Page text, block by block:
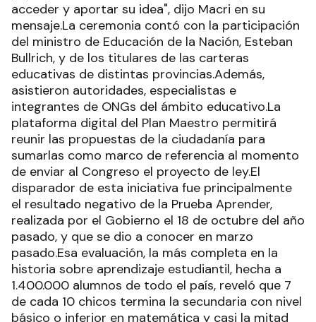
acceder y aportar su idea", dijo Macri en su
mensaje.La ceremonia contó con la participación
del ministro de Educación de la Nación, Esteban
Bullrich, y de los titulares de las carteras
educativas de distintas provincias.Además,
asistieron autoridades, especialistas e
integrantes de ONGs del ámbito educativo.La
plataforma digital del Plan Maestro permitirá
reunir las propuestas de la ciudadanía para
sumarlas como marco de referencia al momento
de enviar al Congreso el proyecto de ley.El
disparador de esta iniciativa fue principalmente
el resultado negativo de la Prueba Aprender,
realizada por el Gobierno el 18 de octubre del año
pasado, y que se dio a conocer en marzo
pasado.Esa evaluación, la más completa en la
historia sobre aprendizaje estudiantil, hecha a
1.400.000 alumnos de todo el país, reveló que 7
de cada 10 chicos termina la secundaria con nivel
básico o inferior en matemática y casi la mitad